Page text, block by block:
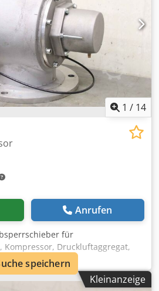
1 / 14
Anrufen
für
Kompressor, Druckluftaggregat,
Schraubenblock,
-Hersteller: Boge,
Typ SL 270 -Kleinanzeige
speichern